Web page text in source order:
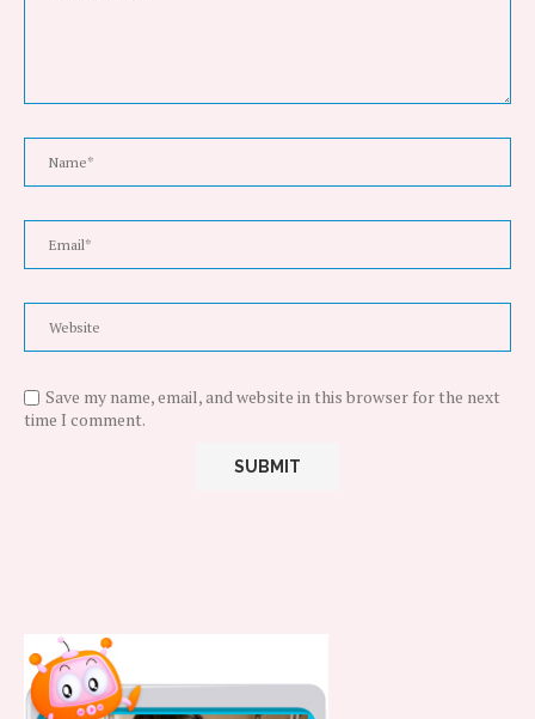
Save my name, email, and website in this browser for the next
time I comment.